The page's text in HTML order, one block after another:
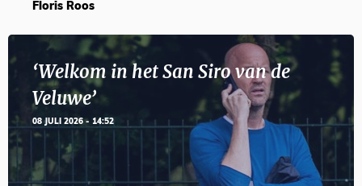
Floris Roos
‘Welkom in het San Siro van de
Veluwe’
08 JULI 2026 - 14:52